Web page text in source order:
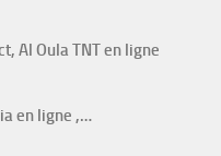
Al Oula TNT en ligne
en ligne ,…